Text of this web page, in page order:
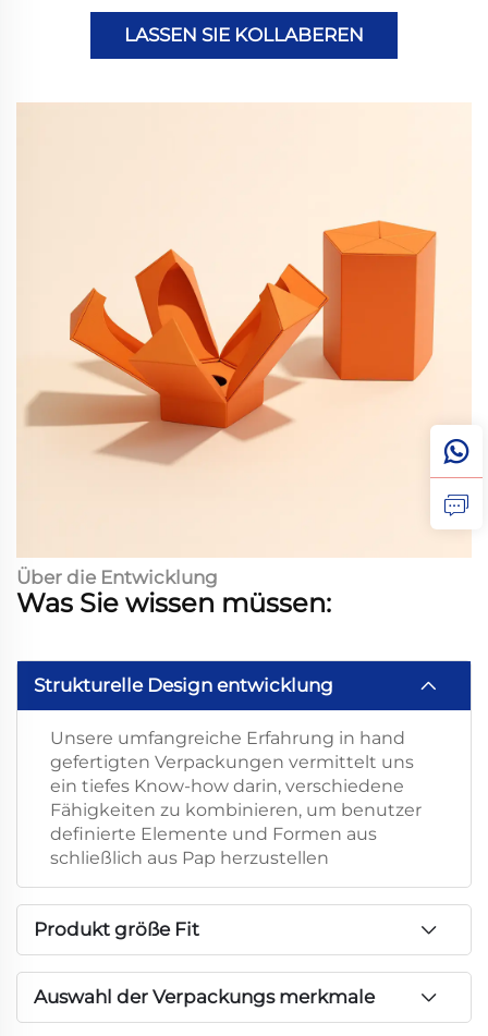
LASSEN SIE KOLLABEREN
Über die Entwicklung
Was Sie wissen müssen:
Strukturelle Design entwicklung
Unsere umfangreiche Erfahrung in hand
gefertigten Verpackungen vermittelt uns
ein tiefes Know-how darin, verschiedene
Fähigkeiten zu kombinieren, um benutzer
definierte Elemente und Formen aus
schließlich aus Pap herzustellen
Produkt größe Fit
Auswahl der Verpackungs merkmale